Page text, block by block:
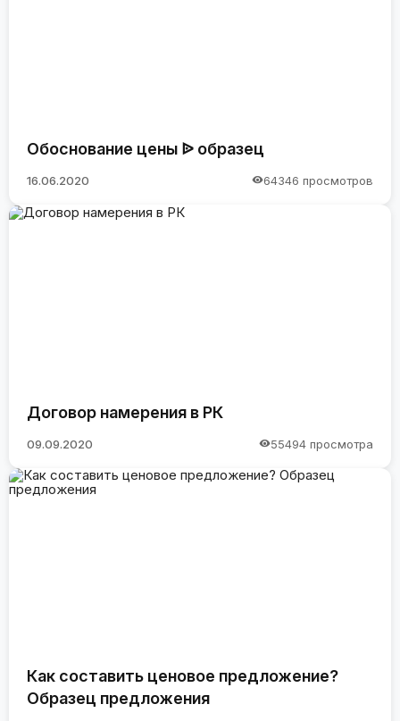
Обоснование цены ᐉ образец
16.06.2020 64346 просмотров
Договор намерения в РК
09.09.2020 55494 просмотра
Как составить ценовое предложение?
Образец предложения